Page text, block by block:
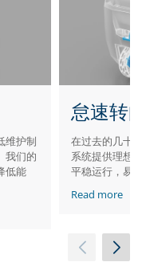
维护制
我们的
低能
怠速转
在过去的几十
系统提供理想
平稳运行，易
Read more